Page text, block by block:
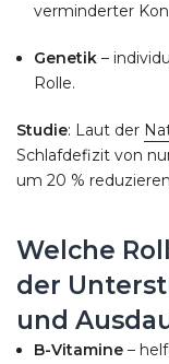
verminderter
Genetik –
Rolle.
Studie: Laut der
Schlafdefizit von
um 20 %
Welche
der
und
B-Vitamine –